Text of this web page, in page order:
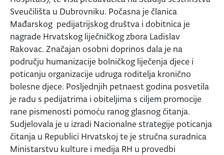
Sveučilišta u Dubrovniku. Počasna je članica
Mađarskog pedijatrijskog društva i dobitnica je
nagrade Hrvatskog liječničkog zbora Ladislav
Rakovac. Značajan osobni doprinos dala je na
području humanizacije bolničkog liječenja djece i
poticanju organizacije udruga roditelja kronično
bolesne djece. Posljednjih petnaest godina posvetila
je radu s pedijatrima i obiteljima s ciljem promocije
rane pismenosti pomoću ranog glasnog čitanja.
Sudjelovala je u izradi Nacionalne strategije poticanja
čitanja u Republici Hrvatskoj te je stručna suradnica
Ministarstvu kulture i medija RH u provedbi